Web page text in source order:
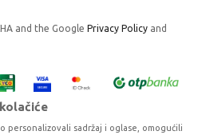
and the Google Privacy Policy and
personalizovali sadržaj i oglase, omogućili